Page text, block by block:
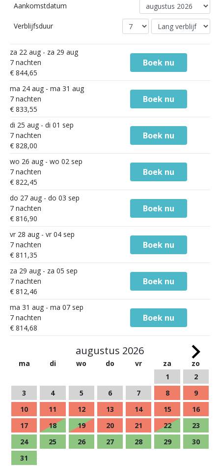
Aankomstdatum
Verblijfsduur
za 22 aug - za 29 aug
7 nachten
€ 844,65
Boek nu
ma 24 aug - ma 31 aug
7 nachten
€ 833,55
Boek nu
di 25 aug - di 01 sep
7 nachten
€ 828,00
Boek nu
wo 26 aug - wo 02 sep
7 nachten
€ 822,45
Boek nu
do 27 aug - do 03 sep
7 nachten
€ 816,90
Boek nu
vr 28 aug - vr 04 sep
7 nachten
€ 811,35
Boek nu
za 29 aug - za 05 sep
7 nachten
€ 812,46
Boek nu
ma 31 aug - ma 07 sep
7 nachten
€ 814,68
Boek nu
augustus 2026
ma di wo do vr za
zo
1
2
3
4 5 6 7 8
9
10
11 12 13 14 15
16
17
18 19 20 21 22
23
24
25 26 27 28 29
30
31